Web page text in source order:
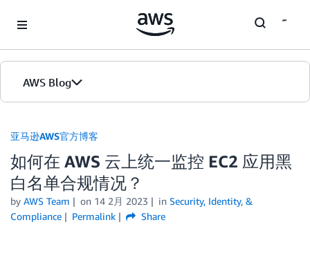
AWS Blog
首页
版本
亚马逊AWS官方博客
如何在 AWS 云上统一监控 EC2 应用黑
白名单合规情况？
by AWS Team on 14 2月 2023 in Security, Identity, &
Compliance
Permalink Share